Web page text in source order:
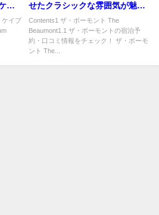
イ
ケイブ
せたクラシックな雰囲気が魅力
的な「ザ・ボーモント」
Contents1 ザ・ボーモント The
Beaumont1.1 ザ・ボーモントの宿泊予
約・口コミ情報をチェック！ ザ・ボーモ
ント The...